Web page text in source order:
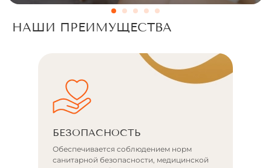
НАШИ ПРЕИМУЩЕСТВА
БЕЗОПАСНОСТЬ
Обеспечивается соблюдением норм
санитарной безопасности, медицинской
t
i
v